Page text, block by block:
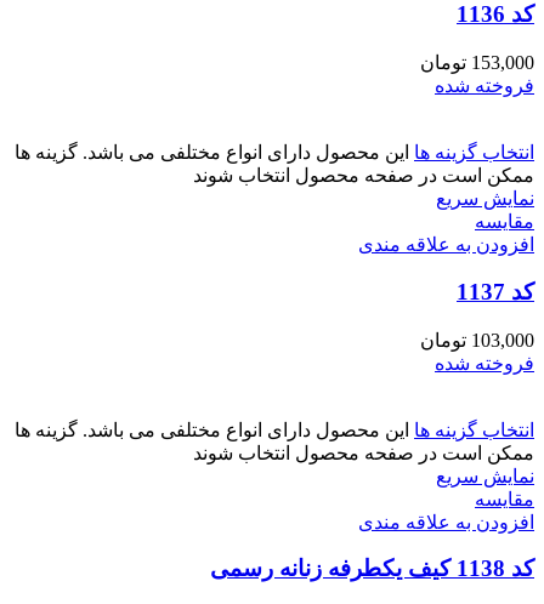
کد 1136
153,000 تومان
فروخته شده
انتخاب گزینه ها این محصول دارای انواع مختلفی می باشد. گزینه ها
ممکن است در صفحه محصول انتخاب شوند
نمایش سریع
مقايسه
افزودن به علاقه مندی
کد 1137
103,000 تومان
فروخته شده
انتخاب گزینه ها این محصول دارای انواع مختلفی می باشد. گزینه ها
ممکن است در صفحه محصول انتخاب شوند
نمایش سریع
مقايسه
افزودن به علاقه مندی
کد 1138 کیف یکطرفه زنانه رسمی